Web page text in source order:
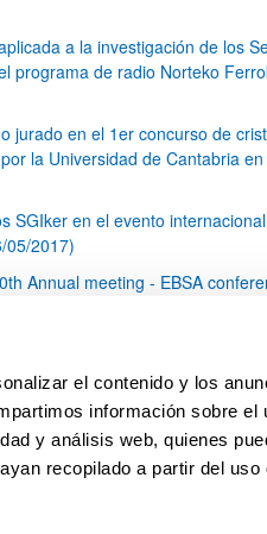
el contenido y los
información sobre el
y análisis web, quienes
recopilado a partir del
a la investigación de los
programa de radio Norteko
jurado en el 1er concurso de
la Universidad de Cantabria
SGIker en el evento
05/2017)
Annual meeting - EBSA
Internacional sobre la
(26/05/2017)
intermedias Use TAB para
Página
17 Página
18 Página
19 ...Páginas
79